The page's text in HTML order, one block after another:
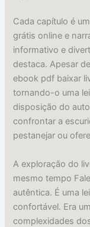
Cada capítulo é
grátis online e
informativo e
destaca. Apesar
ebook pdf baixar
tornando-o uma
disposição do
confrontar a
pestanejar ou
A exploração do
mesmo tempo
autêntica. É uma
confortável. Era
complexidades